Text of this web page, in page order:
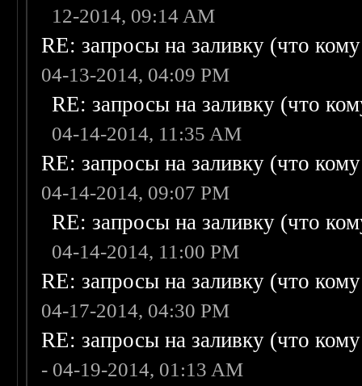
12-2014, 09:14 AM
RE: запросы на заливку (что
04-13-2014, 04:09 PM
RE: запросы на заливку (что
04-14-2014, 11:35 AM
RE: запросы на заливку (что
04-14-2014, 09:07 PM
RE: запросы на заливку (что
04-14-2014, 11:00 PM
RE: запросы на заливку (что
04-17-2014, 04:30 PM
RE: запросы на заливку (что
- 04-19-2014, 01:13 AM